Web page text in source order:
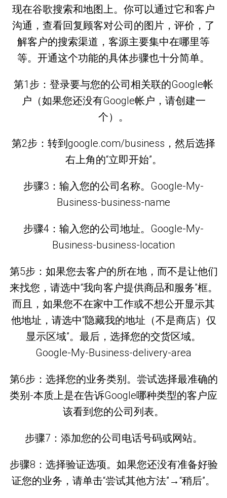
现在谷歌搜索和地图上。你可以通过它和客户
沟通，查看回复顾客对公司的图片，评价，了
解客户的搜索渠道，客源主要集中在哪里等
等。开通这个功能的具体步骤也十分简单。
第1步：登录要与您的公司相关联的Google帐
户（如果您还没有Google帐户，请创建一
个）。
第2步：转到google.com/business，然后选择
右上角的“立即开始”。
步骤3：输入您的公司名称。Google-My-
Business-business-name
步骤4：输入您的公司地址。Google-My-
Business-business-location
第5步：如果您去客户的所在地，而不是让他们
来找您，请选中“我向客户提供商品和服务”框。
而且，如果您不在家中工作或不想公开显示其
他地址，请选中“隐藏我的地址（不是商店）仅
显示区域”。最后，选择您的交货区域。
Google-My-Business-delivery-area
第6步：选择您的业务类别。尝试选择最准确的
类别-本质上是在告诉Google哪种类型的客户应
该看到您的公司列表。
步骤7：添加您的公司电话号码或网站。
步骤8：选择验证选项。如果您还没有准备好验
证您的业务，请单击“尝试其他方法”→“稍后”。